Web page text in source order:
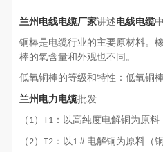
兰州电线电缆厂家讲述电线电缆
铜棒是电缆行业的主要原材料。
棒的氧含量和外观也不同。
低氧铜棒的等级和特性：低氧铜
兰州电力电缆批发
（ 1） T1 ：以高纯度电解铜为原
（2） T2：以 1 ＃电解铜为原料（